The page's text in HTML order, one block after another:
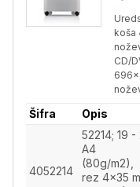
koša
CD/
Šifra Opis
4052214
52214; 19 -
A4
(80g/m2),
rez 4x35